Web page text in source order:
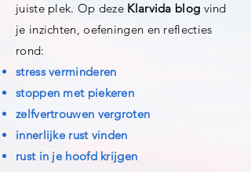
juiste plek. Op deze Klarvida blog vind
je inzichten, oefeningen en reflecties
rond:
stress verminderen
stoppen met piekeren
zelfvertrouwen vergroten
innerlijke rust vinden
rust in je hoofd krijgen